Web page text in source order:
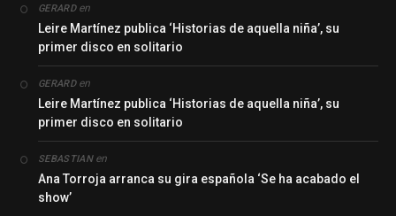
GERARDen
Leire Martínez publica ‘Historias de aquella niña’, su
primer disco en solitario
GERARDen
Leire Martínez publica ‘Historias de aquella niña’, su
primer disco en solitario
SEBASTIANen
Ana Torroja arranca su gira española ‘Se ha acabado el
show’